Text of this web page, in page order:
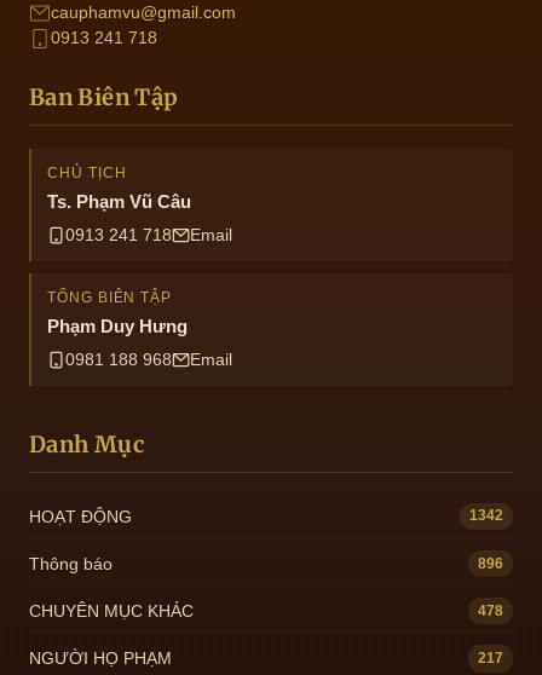
cauphamvu@gmail.com
0913 241 718
Ban Biên Tập
CHỦ TỊCH
Ts. Phạm Vũ Câu
0913 241 718 Email
TỔNG BIÊN TẬP
Phạm Duy Hưng
0981 188 968 Email
Danh Mục
HOẠT ĐỘNG 1342
Thông báo 896
CHUYÊN MỤC KHÁC 478
NGƯỜI HỌ PHẠM 217